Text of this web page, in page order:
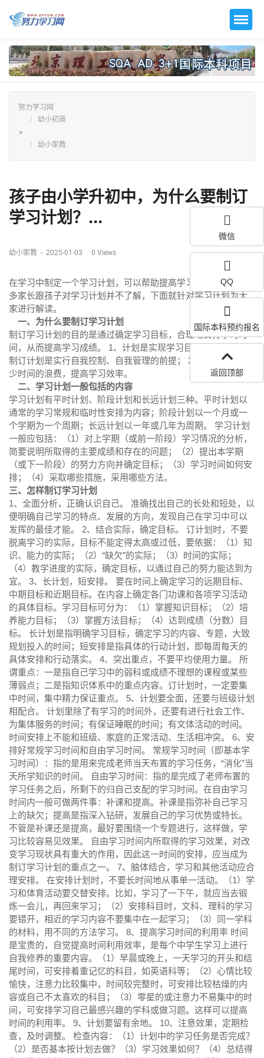
努力学习网
幼小初高
>
幼小家教
孩子由小学升初中，为什么要制订
学习计划？...
幼小家教 - 2025-01-03 0 Views
在学习中制定一个学习计划，可以帮助提高学习效率。但是很
多家长跟孩子对学习计划并不了解，下面就针对学习计划为大
家进行解读。
一、为什么要制订学习计划
制订学习计划的目的是通过确定学习目标，合理地安排学习时
间，从而提高学习成绩。 1、计划是实现学习目标的蓝图； 2、
制订计划是实行自我控制、自我管理的前提； 3、制订计划能减
少时间的浪费，提高学习效率。
二、学习计划一般包括的内容
学习计划有平时计划、阶段计划和长远计划三种。平时计划以
通常的学习常规和临时性安排为内容；阶段计划以一个月或一
个学期为一个周期；长远计划以一年或几年为周期。 学习计划
一般应包括：（1）对上学期（或前一阶段）学习情况的分析，
简要说明所取得的主要成绩和存在的问题；（2）提出本学期
（或下一阶段）的努力方向并确定目标；（3）学习时间如何安
排；（4）采取哪些措施，采用哪些方法。
三、怎样制订学习计划
1、全面分析，正确认识自己。 准确找出自己的长处和短处，以
便明确自己学习的特点、发展的方向，发现自己在学习中可以
发挥的最佳才能。 2、结合实际，确定目标。 订计划时，不要
脱离学习的实际，目标不能定得太高或过低，要依据：（1）知
识、能力的实际；（2）“缺欠”的实际；（3）时间的实际；
（4）教学进度的实际，确定目标，以通过自己的努力能达到为
宜。 3、长计划，短安排。 要在时间上确定学习的远期目标、
中期目标和近期目标。在内容上确定各门功课和各项学习活动
的具体目标。学习目标可分为：（1）掌握知识目标；（2）培
养能力目标；（3）掌握方法目标；（4）达到成绩（分数）目
标。 长计划是指明确学习目标，确定学习的内容、专题，大致
规划投入的时间；短安排是指具体的行动计划，即每周每天的
具体安排和行动落实。 4、突出重点，不要平均使用力量。 所
谓重点：一是指自己学习中的弱科或成绩不理想的课程或某些
薄弱点；二是指知识体系中的重点内容。订计划时，一定要集
中时间，集中精力保证重点。 5、计划要全面，还要与班级计划
相配合。 计划里除了有学习的时间外，还要有进行社会工作、
为集体服务的时间；有保证睡眠的时间；有文体活动的时间。
时间安排上不能和班级、家庭的正常活动、生活相冲突。 6、安
排好常规学习时间和自由学习时间。 常规学习时间（即基本学
习时间）：指的是用来完成老师当天布置的学习任务，“消化”当
天所学知识的时间。 自由学习时间：指的是完成了老师布置的
学习任务之后，所剩下的归自己支配的学习时间。在自由学习
时间内一般可做两件事：补课和提高。补课是指弥补自己学习
上的缺欠；提高是指深入钻研，发展自己的学习优势或特长。
不管是补课还是提高，最好要围绕一个专题进行，这样做，学
习比较容易见效果。 自由学习时间内所取得的学习效果，对改
变学习现状具有重大的作用，因此这一时间的安排，应当成为
制订学习计划的重点之一。 7、脑体结合，学习和其他活动应合
理安排。 在安排计划时，不要长时间地从事单一活动。（1）学
习和体育活动要交替安排。比如，学习了一下午，就应当去锻
炼一会儿，再回来学习；（2）安排科目时，文科、理科的学习
要错开，相近的学习内容不要集中在一起学习；（3）同一学科
的材料，用不同的方法学习。 8、提高学习时间的利用率 时间
是宝贵的，自觉提高时间利用效率，是每个中学生学习上进行
自我修养的重要内容。（1）早晨或晚上，一天学习的开头和结
尾时间，可安排着重记忆的科目，如英语科等；（2）心情比较
愉快，注意力比较集中，时间较完整时，可安排比较枯燥的内
容或自己不太喜欢的科目；（3）零星的或注意力不易集中的时
间，可安排学习自己最感兴趣的学科或做习题。这样可以提高
时间的利用率。 9、计划要留有余地。 10、注意效果，定期检
查，及时调整。 检查内容：（1）计划中的学习任务是否完成？
（2）是否基本按计划去做？（3）学习效果如何？（4）总结得
微信
QQ
国际本科预约报名
返回顶部